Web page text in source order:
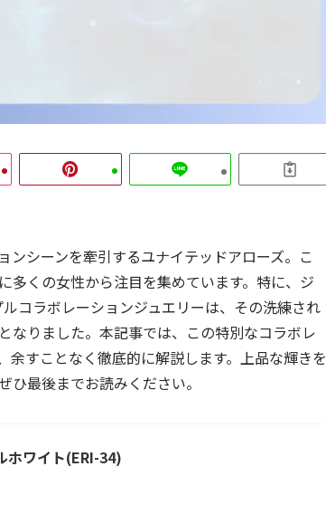
シーンを牽引するユナイテッドアローズ。こ
多くの女性から注目を集めています。特に、ジ
コラボレーションジュエリーは、その洗練され
なりました。本記事では、この特別なコラボレ
すことなく徹底的に解説します。上品な輝きを
最後までお読みください。
ホワイト(ERI-34)